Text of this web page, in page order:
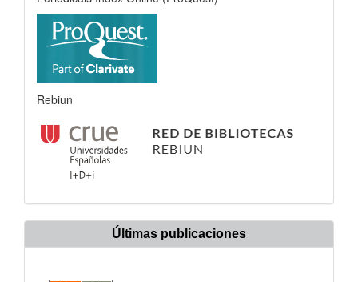
Rebiun
Últimas publicaciones